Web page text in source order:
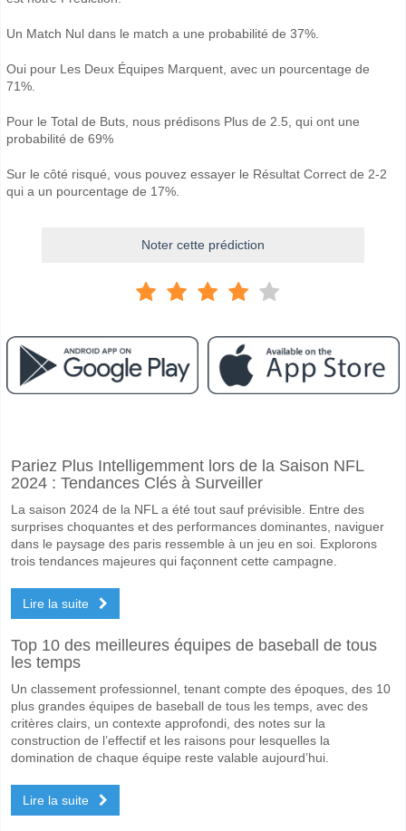
Un Match Nul dans le match a une probabilité de 37%.
Oui pour Les Deux Équipes Marquent, avec un pourcentage de
71%.
Pour le Total de Buts, nous prédisons Plus de 2.5, qui ont une
probabilité de 69%
Sur le côté risqué, vous pouvez essayer le Résultat Correct de 2-2
qui a un pourcentage de 17%.
Noter cette prédiction
Le match entre Grotta v Grindavik 06 June 2026 15:00.
Un Match Nul dans le match a une probabilité de 37%.
Les deux équipes marqueront-elles dans le match
Oui pour Les Deux Équipes Marquent, avec un pourcentage de 71%.
Quel sera le résultat correct attendu entre Grotta v
Sur le côté risqué, vous pouvez essayer le Résultat Correct de 2-2
Pariez Plus Intelligemment lors de la Saison NFL
2024 : Tendances Clés à Surveiller
La saison 2024 de la NFL a été tout sauf prévisible. Entre des
surprises choquantes et des performances dominantes, naviguer
dans le paysage des paris ressemble à un jeu en soi. Explorons
trois tendances majeures qui façonnent cette campagne.
Lire la suite
Top 10 des meilleures équipes de baseball de tous
les temps
Un classement professionnel, tenant compte des époques, des 10
plus grandes équipes de baseball de tous les temps, avec des
critères clairs, un contexte approfondi, des notes sur la
construction de l’effectif et les raisons pour lesquelles la
domination de chaque équipe reste valable aujourd’hui.
Lire la suite